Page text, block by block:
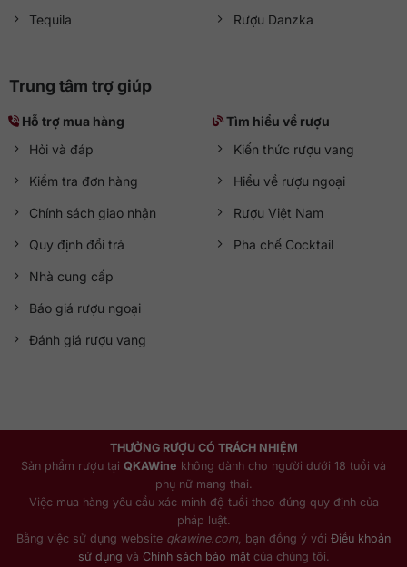
Tequila Rượu Danzka
Trung tâm trợ giúp
Hỗ trợ mua hàng
Hỏi và đáp
Kiểm tra đơn hàng
Chính sách giao nhận
Quy định đổi trả
Nhà cung cấp
Báo giá rượu ngoại
Đánh giá rượu vang
Tìm hiểu về rượu
Kiến thức rượu vang
Hiểu về rượu ngoại
Rượu Việt Nam
Pha chế Cocktail
THƯỞNG RƯỢU CÓ TRÁCH NHIỆM
Sản phẩm rượu tại QKAWine không dành cho người dưới 18 tuổi và
phụ nữ mang thai.
Việc mua hàng yêu cầu xác minh độ tuổi theo đúng quy định của
pháp luật.
Bằng việc sử dụng website qkawine.com , bạn đồng ý với Điều khoản
sử dụng và Chính sách bảo mậtcủa chúng tôi.